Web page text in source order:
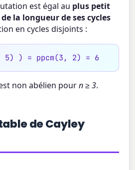
est égal au plus petit
la longueur de ses cycles
en cycles disjoints :
) = ppcm(3, 2) = 6
non abélien pourn ≥ 3.
de Cayley